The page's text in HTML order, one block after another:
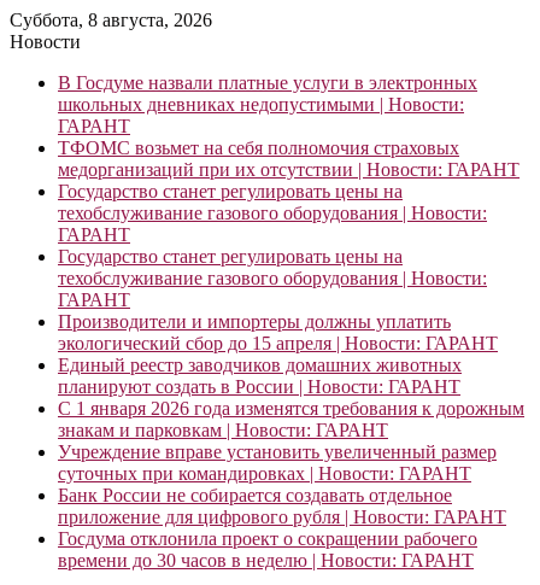
Суббота, 8 августа, 2026
Новости
В Госдуме назвали платные услуги в электронных
школьных дневниках недопустимыми | Новости:
ГАРАНТ
ТФОМС возьмет на себя полномочия страховых
медорганизаций при их отсутствии | Новости: ГАРАНТ
Государство станет регулировать цены на
техобслуживание газового оборудования | Новости:
ГАРАНТ
Государство станет регулировать цены на
техобслуживание газового оборудования | Новости:
ГАРАНТ
Производители и импортеры должны уплатить
экологический сбор до 15 апреля | Новости: ГАРАНТ
Единый реестр заводчиков домашних животных
планируют создать в России | Новости: ГАРАНТ
С 1 января 2026 года изменятся требования к дорожным
знакам и парковкам | Новости: ГАРАНТ
Учреждение вправе установить увеличенный размер
суточных при командировках | Новости: ГАРАНТ
Банк России не собирается создавать отдельное
приложение для цифрового рубля | Новости: ГАРАНТ
Госдума отклонила проект о сокращении рабочего
времени до 30 часов в неделю | Новости: ГАРАНТ